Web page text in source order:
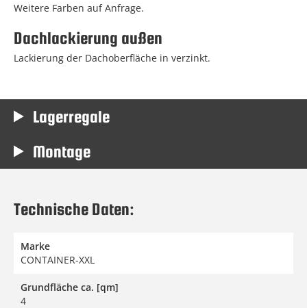
Weitere Farben auf Anfrage.
Dachlackierung außen
Lackierung der Dachoberfläche in verzinkt.
Lagerregale
Montage
Technische Daten:
Marke
CONTAINER-XXL
Grundfläche ca. [qm]
4